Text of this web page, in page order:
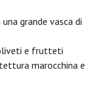
grande vasca di
e frutteti
marocchina e